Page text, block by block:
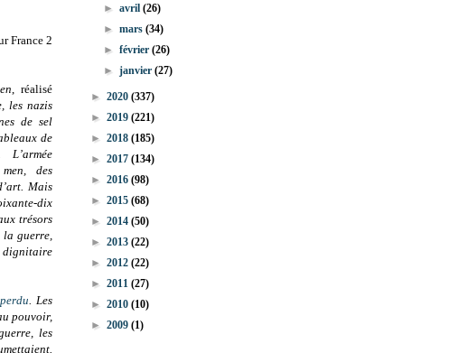
France 2
, réalisé
les nazis
de sel
de
L’armée
des
Mais
dix
trésors
la guerre,
dignitaire
. Les
pouvoir,
les
►avril(26)
►mars(34)
►février(26)
►janvier(27)
► 2020 (337)
► 2019 (221)
► 2018 (185)
► 2017 (134)
► 2016 (98)
► 2015 (68)
► 2014 (50)
► 2013 (22)
► 2012 (22)
► 2011 (27)
► 2010 (10)
► 2009 (1)